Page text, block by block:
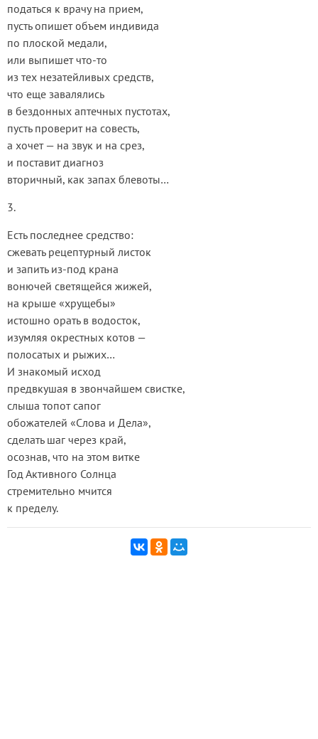
податься к врачу на прием,
пусть опишет объем индивида
по плоской медали,
или выпишет что-то
из тех незатейливых средств,
что еще завалялись
в бездонных аптечных пустотах,
пусть проверит на совесть,
а хочет — на звук и на срез,
и поставит диагноз
вторичный, как запах блевоты…
3.
Есть последнее средство:
сжевать рецептурный листок
и запить из-под крана
вонючей светящейся жижей,
на крыше «хрущебы»
истошно орать в водосток,
изумляя окрестных котов —
полосатых и рыжих…
И знакомый исход
предвкушая в звончайшем свистке,
слыша топот сапог
обожателей «Слова и Дела»,
сделать шаг через край,
осознав, что на этом витке
Год Активного Солнца
стремительно мчится
к пределу.